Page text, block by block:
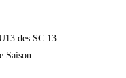
des SC 13
Saison